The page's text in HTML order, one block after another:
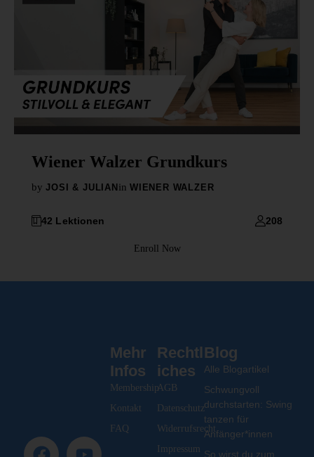
Wiener Walzer Grundkurs
by JOSI & JULIANin WIENER WALZER
42 Lektionen 208
Enroll Now
Rechtl
iches
AGB
Datenschutz
Widerrufsrecht
Impressum
Mehr
Infos
Membership
Kontakt
FAQ
Blog
Alle Blogartikel
Schwungvoll
durchstarten: Swing
tanzen für
Anfänger*innen
So wirst du zum